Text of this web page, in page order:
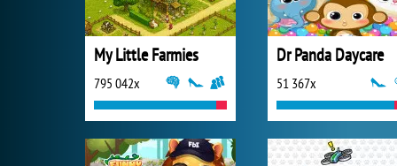
My Little Farmies
795 042x
Dr Panda Daycare
51 367x